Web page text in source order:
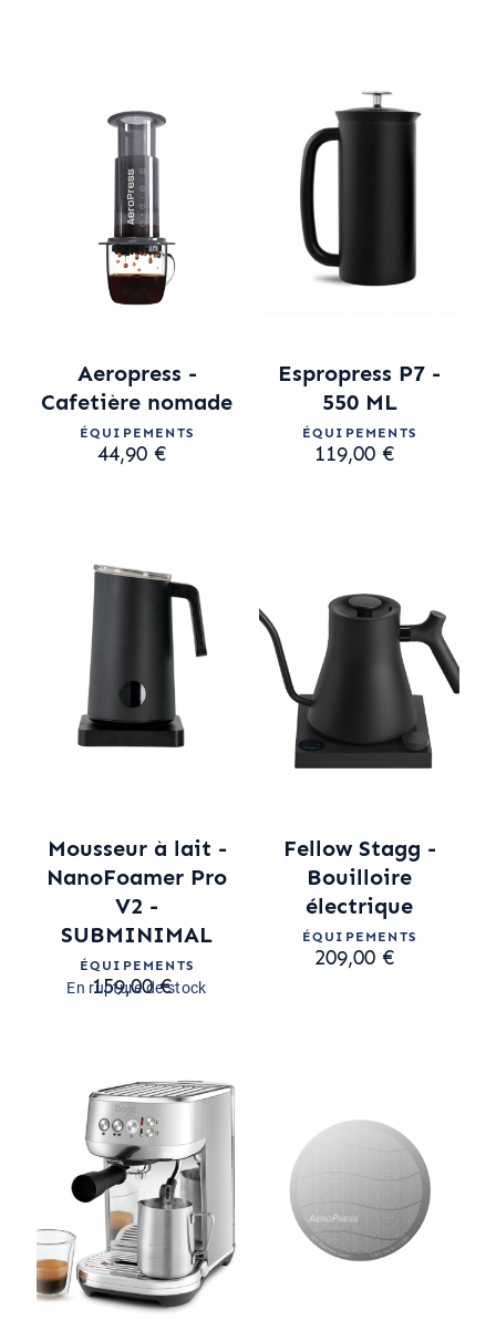
Aeropress -
Cafetière nomade
ÉQUIPEMENTS
44,90 €
Espropress P7 -
550 ML
ÉQUIPEMENTS
119,00 €
Mousseur à lait -
NanoFoamer Pro
V2 -
SUBMINIMAL
ÉQUIPEMENTS
159,00 €
En rupture de stock
Fellow Stagg -
Bouilloire
électrique
ÉQUIPEMENTS
209,00 €